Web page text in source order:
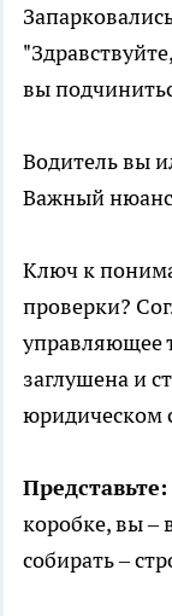
вы
Водитель вы
Важный
Ключ к
проверки?
управляющее
заглушена и
юридическом
Представьте:
коробке, вы –
собирать –